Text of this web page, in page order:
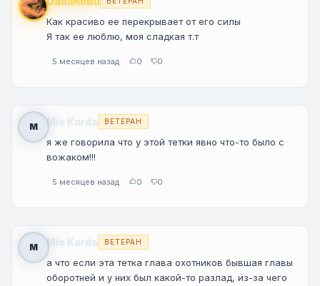
Как красиво ее перекрывает от его силы
Я так ее люблю, моя сладкая т.т
5 месяцев назад 0 0
M Mio Karda ВЕТЕРАН
я же говорила что у этой тетки явно что-то было с
вожаком!!!
5 месяцев назад 0 0
M Mio Karda ВЕТЕРАН
а что если эта тетка глава охотников бывшая главы
оборотней и у них был какой-то разлад, из-за чего